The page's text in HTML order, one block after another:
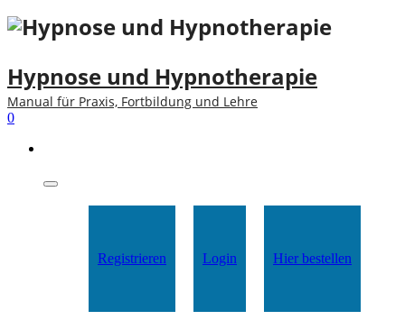
Hypnose und Hypnotherapie
Manual für Praxis, Fortbildung und Lehre
0
Registrieren Login Hier bestellen